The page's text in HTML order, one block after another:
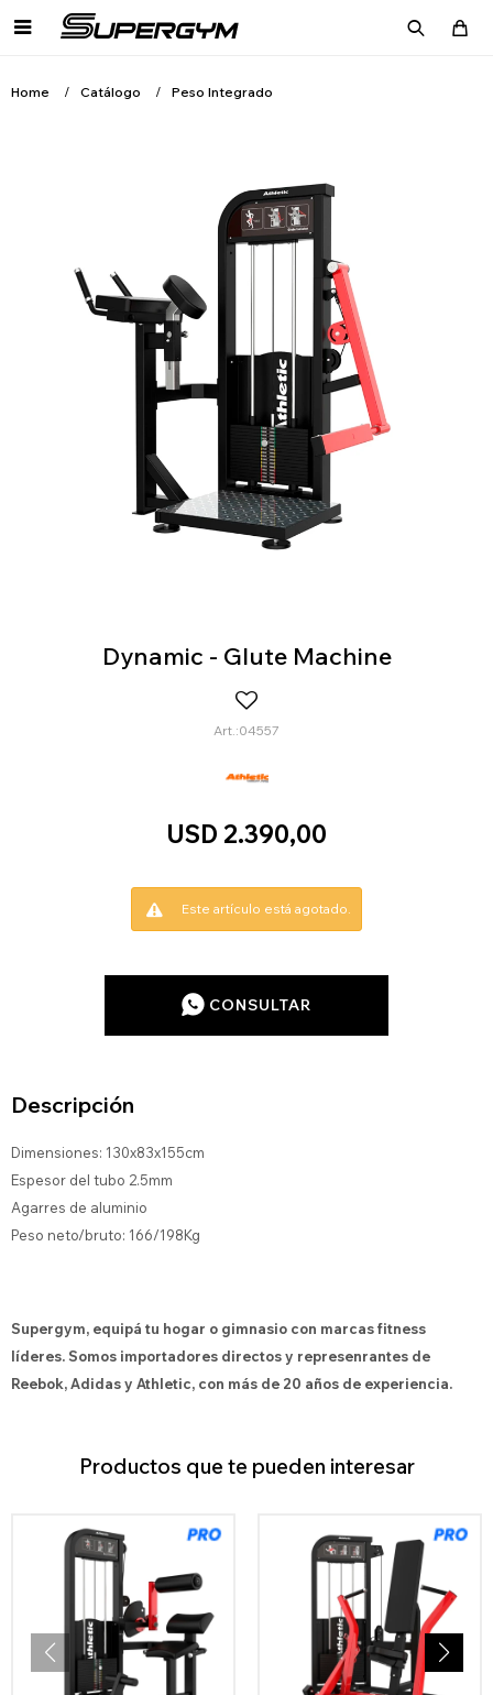

Home Catálogo Peso Integrado
Dynamic - Glute Machine
04557
USD 2.390,00
Este artículo está agotado.
CONSULTAR
Descripción
Dimensiones: 130x83x155cm
Espesor del tubo 2.5mm
Agarres de aluminio
Peso neto/bruto: 166/198Kg
Supergym, equipá tu hogar o gimnasio con marcas fitness
líderes. Somos importadores directos y represenrantes de
Reebok, Adidas y Athletic, con más de 20 años de experiencia.
Productos que te pueden interesar